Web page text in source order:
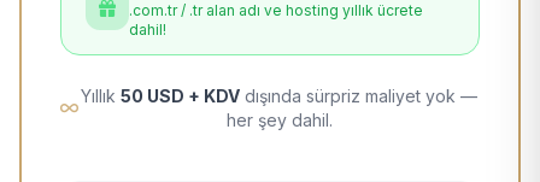
.com.tr / .tr alan adı ve hosting yıllık ücrete
dahil!
Yıllık 50 USD + KDV dışında sürpriz maliyet yok —
her şey dahil.